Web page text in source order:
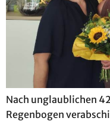
Nach unglaublichen
Regenbogen